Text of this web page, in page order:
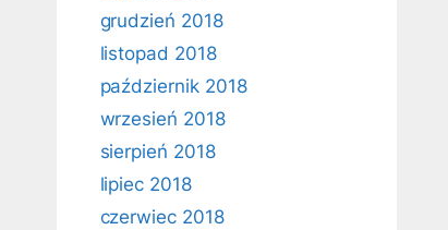
grudzień 2018
listopad 2018
październik 2018
wrzesień 2018
sierpień 2018
lipiec 2018
czerwiec 2018